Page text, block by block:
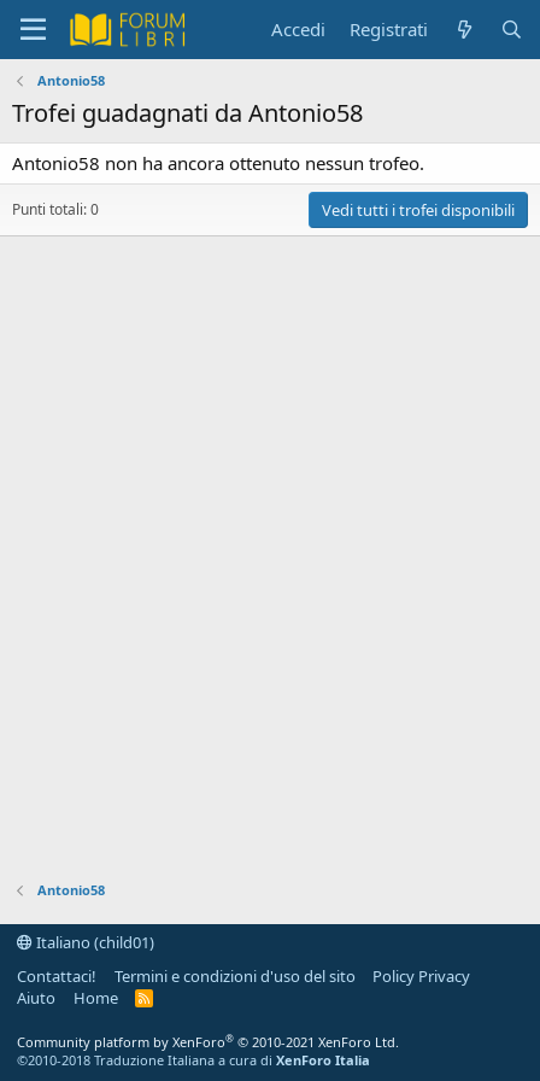
Accedi Registrati
Antonio58
Trofei guadagnati da Antonio58
Antonio58 non ha ancora ottenuto nessun trofeo.
Punti totali: 0 Vedi tutti i trofei disponibili
Antonio58
Italiano (child01)
Contattaci!
Termini e condizioni d'uso del sito
Policy Privacy
Aiuto
Home
R
Community platform by XenForo® © 2010-2021 XenForo Ltd.
©2010-2018 Traduzione Italiana a cura di XenForo Italia